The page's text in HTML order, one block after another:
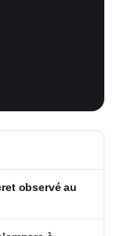
observé au